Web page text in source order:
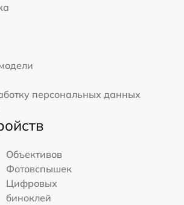
персональных данных
Объективов
Фотовспышек
Цифровых
биноклей